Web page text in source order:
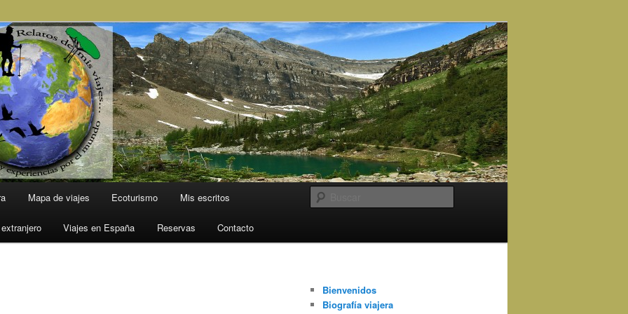
Mapa de viajes Ecoturismo Mis escritos
Viajes en España Reservas Contacto
Bienvenidos
Biografía viajera